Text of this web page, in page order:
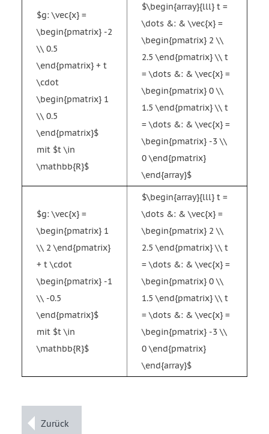
$g: \vec{x} =
\begin{pmatrix} -2
\\ 0.5
\end{pmatrix} + t
\cdot
\begin{pmatrix} 1
\\ 0.5
\end{pmatrix}$
mit $t \in
\mathbb{R}$
$\begin{array}{lll} t =
\dots &: & \vec{x} =
\begin{pmatrix} 2 \\
2.5 \end{pmatrix} \\ t
= \dots &: & \vec{x} =
\begin{pmatrix} 0 \\
1.5 \end{pmatrix} \\ t
= \dots &: & \vec{x} =
\begin{pmatrix} -3 \\
0 \end{pmatrix}
\end{array}$
$g: \vec{x} =
\begin{pmatrix} 1
\\ 2 \end{pmatrix}
+ t \cdot
\begin{pmatrix} -1
\\ -0.5
\end{pmatrix}$
mit $t \in
\mathbb{R}$
$\begin{array}{lll} t =
\dots &: & \vec{x} =
\begin{pmatrix} 2 \\
2.5 \end{pmatrix} \\ t
= \dots &: & \vec{x} =
\begin{pmatrix} 0 \\
1.5 \end{pmatrix} \\ t
= \dots &: & \vec{x} =
\begin{pmatrix} -3 \\
0 \end{pmatrix}
\end{array}$
Zurück